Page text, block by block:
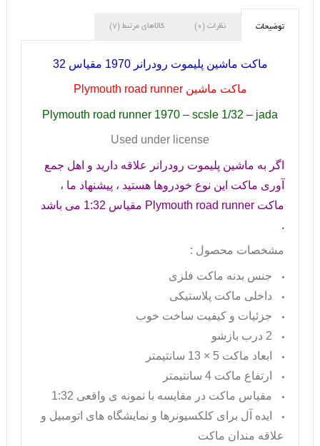
توضیحات نظرات (0) کالاهای مرتبط (7)
ماکت ماشین پلیموت رودرانر 1970 مقیاس 32
ماکت ماشینPlymouth road runner
Plymouth road runner 1970 – scsle 1/32 – jada
Used under license
اگر به ماشین پلیموت رودرانر علاقه دارید و اهل جمع
آوری ماکت این نوع خودروها هستید ، پیشنهاد ما ،
ماکت Plymouth road runner
مقیاس 1:32 می باشد
.
مشخصات محصول :
جنس بدنه ماکت فلزی
داخلی ماکت پلاستیکی
جزئیات و کیفیت ساخت خوب
2 درب بازشو
ابعاد ماکت 5 × 13 سانتیمتر
ارتفاع ماکت 4 سانتیمتر
مقیاس ماکت در مقایسه با نمونه ی واقعی 1:32
ایده آل برای کلکسیونرها و نمایشگاه های اتومبیل و
علاقه مندان ماکت